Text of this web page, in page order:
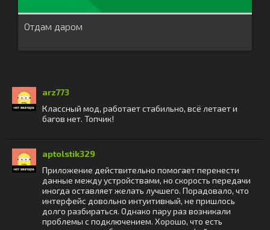
Отдам даром
arz773
Классный мод, работает стабильно, всё летает и
багов нет. Топчик!
aptolstik329
Приложение действительно помогает перенести
данные между устройствами, но скорость передачи
иногда оставляет желать лучшего. Порадовало, что
интерфейс довольно интуитивный, не пришлось
долго разбираться. Однако пару раз возникали
проблемы с подключением. Хорошо, что есть